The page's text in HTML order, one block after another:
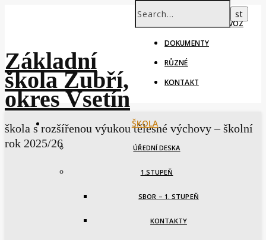
ŠKOLNÍ ROK – PROVOZ
DOKUMENTY
RŮZNÉ
KONTAKT
Základní
škola Zubří,
okres Vsetín
škola s rozšířenou výukou tělesné výchovy – školní
rok 2025/26
ŠKOLA
ÚŘEDNÍ DESKA
1.STUPEŇ
SBOR – 1. STUPEŇ
KONTAKTY